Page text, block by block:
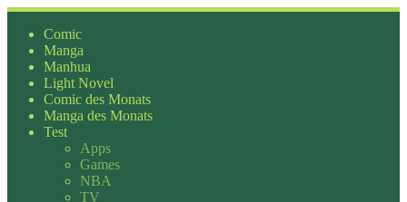
Zum
Inhalt
springen
Comic
Manga
Manhua
Light Novel
Comic des Monats
Manga des Monats
Test
Apps
Games
NBA
TV